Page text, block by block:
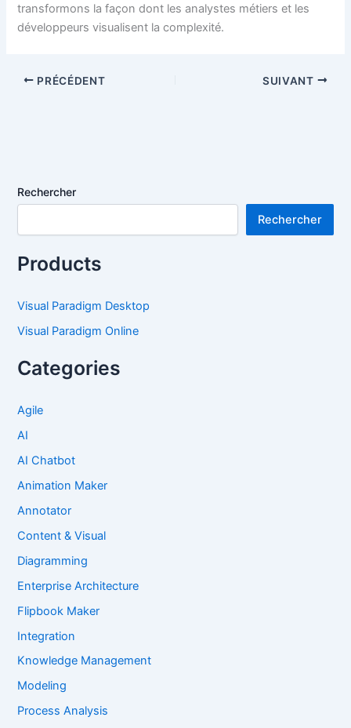
transformons la façon dont les analystes métiers et les
développeurs visualisent la complexité.
PRÉCÉDENT SUIVANT
Rechercher
Rechercher
Products
Visual Paradigm Desktop
Visual Paradigm Online
Categories
Agile
AI
AI Chatbot
Animation Maker
Annotator
Content & Visual
Diagramming
Enterprise Architecture
Flipbook Maker
Integration
Knowledge Management
Modeling
Process Analysis